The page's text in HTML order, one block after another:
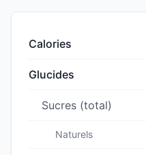
Calories
Glucides
Sucres (total)
Naturels